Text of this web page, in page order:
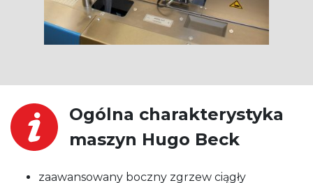
Ogólna charakterystyka
maszyn Hugo Beck
zaawansowany boczny zgrzew ciągły